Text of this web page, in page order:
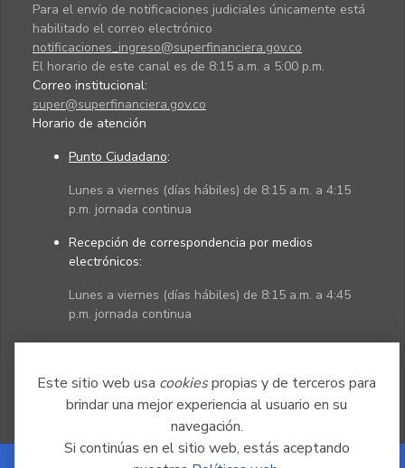
Este sitio web usa cookiespropias y de terceros para
brindar una mejor experiencia al usuario en su
navegación.
Si continúas en el sitio web, estás aceptando
Para el envío de notificaciones judiciales únicamente está
habilitado el correo electrónico
notificaciones_ingreso@superfinanciera.gov.co
El horario de este canal es de 8:15 a.m. a 5:00 p.m.
Correo institucional:
super@superfinanciera.gov.co
Horario de atención
Punto Ciudadano:
Lunes a viernes (días hábiles) de 8:15 a.m. a 4:15
p.m. jornada continua
Recepción de correspondencia por medios
electrónicos:
Lunes a viernes (días hábiles) de 8:15 a.m. a 4:45
p.m. jornada continua